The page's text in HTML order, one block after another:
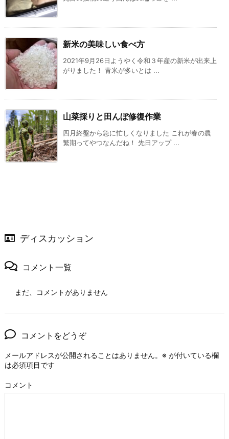
新米の美味しい食べ方
2021年9月26日ようやく令和３年産の新米が出来上
がりました！ 青米が多いとは ...
山菜採りと田んぼ修復作業
四月終盤から急に忙しくなりました これが春の農
繁期ってやつなんだね！ 先日アップ ...
ディスカッション
コメント一覧
まだ、コメントがありません
コメントをどうぞ
メールアドレスが公開されることはありません。 ※ が付いている欄
は必須項目です
コメント